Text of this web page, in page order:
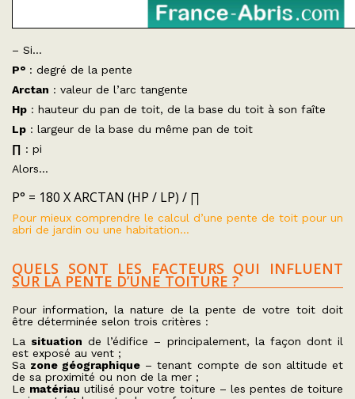
– Si…
P° : degré de la pente
Arctan : valeur de l’arc tangente
Hp : hauteur du pan de toit, de la base du toit à son faîte
Lp : largeur de la base du même pan de toit
∏ : pi
Alors…
P° = 180 X ARCTAN (HP / LP) / ∏
Pour mieux comprendre le calcul d’une pente de toit pour un
abri de jardin ou une habitation…
QUELS SONT LES FACTEURS QUI INFLUENT
SUR LA PENTE D’UNE TOITURE ?
Pour information, la nature de la pente de votre toit doit
être déterminée selon trois critères :
La situation de l’édifice – principalement, la façon dont il
est exposé au vent ;
Sa zone géographique – tenant compte de son altitude et
de sa proximité ou non de la mer ;
Le matériau utilisé pour votre toiture – les pentes de toiture